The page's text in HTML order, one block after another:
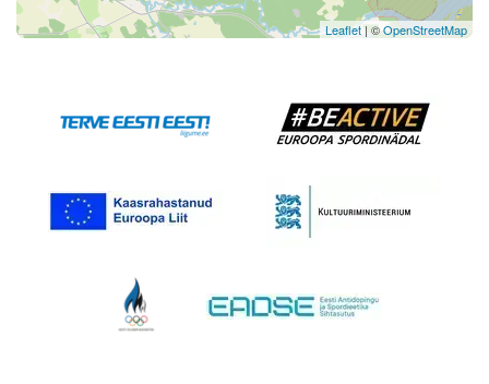
Leaflet | ©OpenStreetMap